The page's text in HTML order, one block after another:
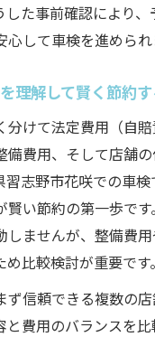
した事前確認により
して車検を進められ
理解して賢く節約
分けて法定費用（自
備費用、そして店舗
習志野市花咲での車
賢い節約の第一歩で
しませんが、整備費
比較検討が重要です。
ず信頼できる複数の
と費用のバランスを